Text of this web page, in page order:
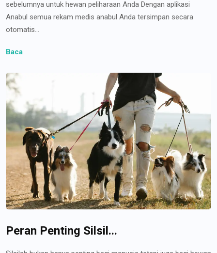
sebelumnya untuk hewan peliharaan Anda Dengan aplikasi
Anabul semua rekam medis anabul Anda tersimpan secara
otomatis...
Baca
Peran Penting Silsil...